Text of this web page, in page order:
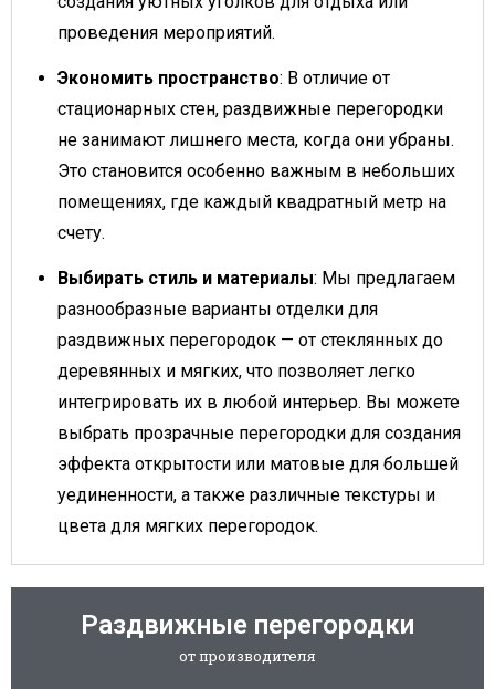
проведения мероприятий.
Экономить пространство: В отличие от
стационарных стен, раздвижные перегородки
не занимают лишнего места, когда они убраны.
Это становится особенно важным в небольших
помещениях, где каждый квадратный метр на
счету.
Выбирать стиль и материалы: Мы предлагаем
разнообразные варианты отделки для
раздвижных перегородок — от стеклянных до
деревянных и мягких, что позволяет легко
интегрировать их в любой интерьер. Вы можете
выбрать прозрачные перегородки для создания
эффекта открытости или матовые для большей
уединенности, а также различные текстуры и
цвета для мягких перегородок.
Раздвижные перегородки
от производителя